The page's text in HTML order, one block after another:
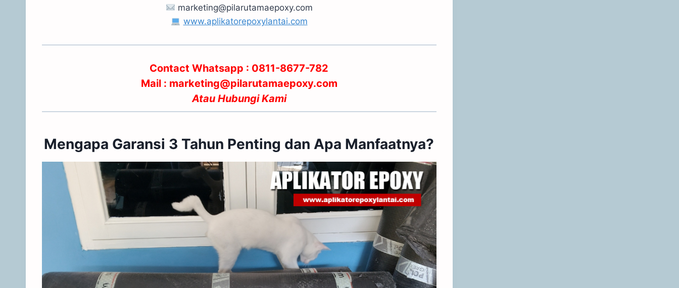
marketing@pilarutamaepoxy.com
www.aplikatorepoxylantai.com
Contact Whatsapp : 0811-8677-782
Mail : marketing@pilarutamaepoxy.com
Atau Hubungi Kami
Mengapa Garansi 3 Tahun Penting dan Apa Manfaatnya?